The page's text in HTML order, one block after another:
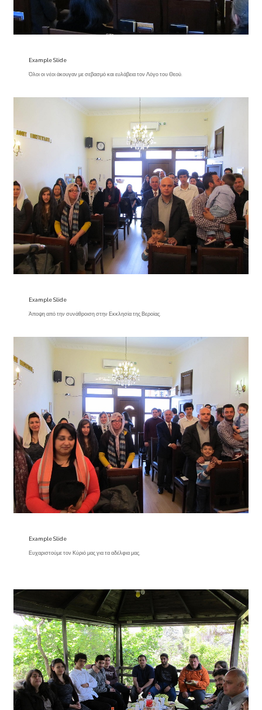
Example Slide
Όλοι οι νέοι άκουγαν με σεβασμό και ευλάβεια τον Λόγο του Θεού.
Example Slide
Άποψη από την συνάθροιση στην Εκκλησία της Βεροίας.
Example Slide
Ευχαριστούμε τον Κύριό μας για τα αδέλφια μας.